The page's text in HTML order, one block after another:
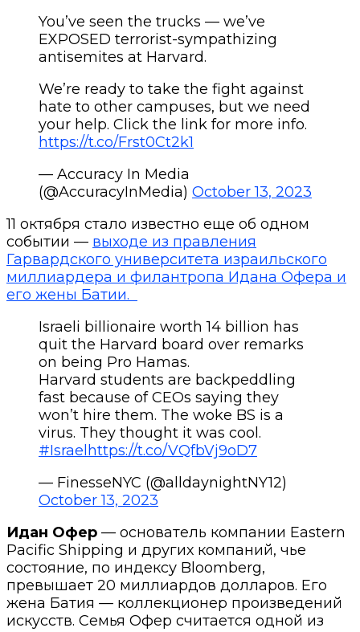
You’ve seen the trucks — we’ve
EXPOSED terrorist-sympathizing
antisemites at Harvard.
We’re ready to take the fight against
hate to other campuses, but we need
your help. Click the link for more info.
https://t.co/Frst0Ct2k1
— Accuracy In Media
(@AccuracyInMedia) October 13, 2023
11 октября стало известно еще об одном
событии — выходе из правления
Гарвардского университета израильского
миллиардера и филантропа Идана Офера и
его жены Батии.
Israeli billionaire worth 14 billion has
quit the Harvard board over remarks
on being Pro Hamas.
Harvard students are backpeddling
fast because of CEOs saying they
won’t hire them. The woke BS is a
virus. They thought it was cool.
#Israel https://t.co/VQfbVj9oD7
— FinesseNYC (@alldaynightNY12)
October 13, 2023
Идан Офер — основатель компании Eastern
Pacific Shipping и других компаний, чье
состояние, по индексу Bloomberg,
превышает 20 миллиардов долларов. Его
жена Батия — коллекционер произведений
искусств. Семья Офер считается одной из